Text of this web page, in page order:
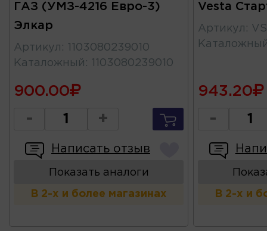
ГАЗ (УМЗ-4216 Евро-3)
Элкар
Артикул :
1103080239010
Каталожный : 1103080239010
900.00
- +
Написать отзыв
Показать аналоги
В 2-х и более магазинах
Vesta
Артикул :
943.20
-
В 2-х и